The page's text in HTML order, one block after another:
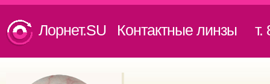
Лорнет.SU Контактные линзы т.